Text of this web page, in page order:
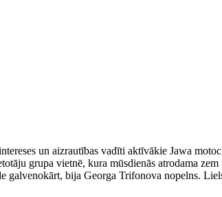
un aizrautības vadīti aktīvākie Jawa
grupa vietnē, kura mūsdienās atrodama
galvenokārt, bija Georga Trifonova nopelns.